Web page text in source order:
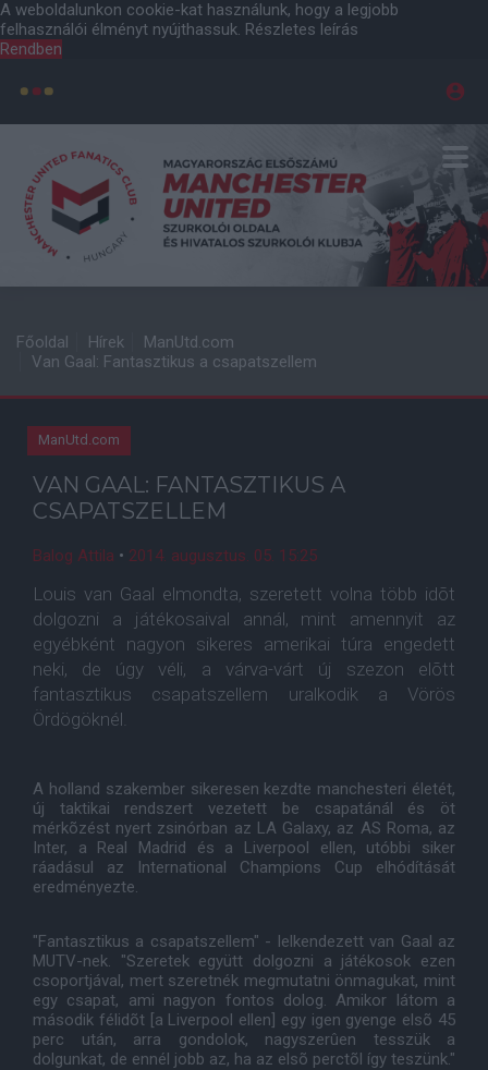
A weboldalunkon cookie-kat használunk, hogy a legjobb
felhasználói élményt nyújthassuk. Részletes leírás
Rendben
Főoldal Hírek
ManUtd.com
Van Gaal: Fantasztikus a csapatszellem
ManUtd.com
VAN GAAL: FANTASZTIKUS A
CSAPATSZELLEM
Balog Attila • 2014. augusztus. 05. 15:25
Louis van Gaal elmondta, szeretett volna több idõt
dolgozni a játékosaival annál, mint amennyit az
egyébként nagyon sikeres amerikai túra engedett
neki, de úgy véli, a várva-várt új szezon elõtt
fantasztikus csapatszellem uralkodik a Vörös
Ördögöknél.
A holland szakember sikeresen kezdte manchesteri életét,
új taktikai rendszert vezetett be csapatánál és öt
mérkõzést nyert zsinórban az LA Galaxy, az AS Roma, az
Inter, a Real Madrid és a Liverpool ellen, utóbbi siker
ráadásul az International Champions Cup elhódítását
eredményezte.
"Fantasztikus a csapatszellem" - lelkendezett van Gaal az
MUTV-nek. "Szeretek együtt dolgozni a játékosok ezen
csoportjával, mert szeretnék megmutatni önmagukat, mint
egy csapat, ami nagyon fontos dolog. Amikor látom a
második félidõt [a Liverpool ellen] egy igen gyenge elsõ 45
perc után, arra gondolok, nagyszerûen tesszük a
dolgunkat, de ennél jobb az, ha az elsõ perctõl így teszünk."